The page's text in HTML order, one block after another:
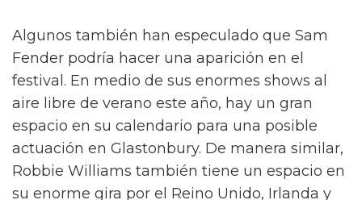
llamado “Patchwork”.
El año que Capaldi actuó por última vez en el
festival, Glastonbury presentó a otra banda
misteriosa en el Pyramid, los Churnups, que
resultaron ser los Foo Fighters. Este año, se ha
especulado que Patchwork podría ser en
realidad Haim, quienes tienen una fecha